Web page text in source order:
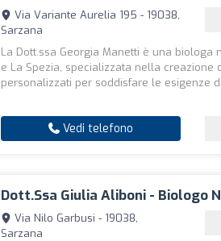
Via Variante Aurelia 195 - 19038,
Sarzana
La Dott.ssa Georgia Manetti è una biologa
e La Spezia, specializzata nella
personalizzati per soddisfare le esigenze
Vedi telefono
Dott.ssa Giulia Aliboni - Biologo
Via Nilo Garbusi - 19038,
Sarzana